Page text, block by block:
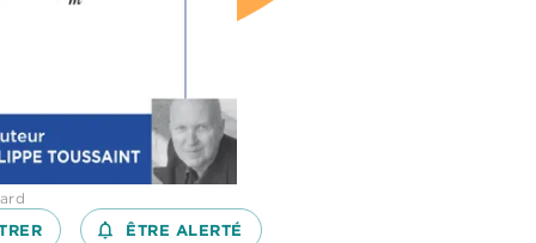
notifications_none_outlined
ÊTRE ALERTÉ